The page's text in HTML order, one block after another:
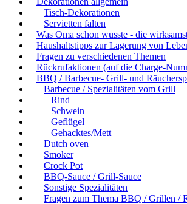
Tisch-Dekorationen
Servietten falten
Was Oma schon wusste - die
Haushaltstipps zur Lagerung von
Fragen zu verschiedenen Themen
Rückrufaktionen (auf die Charge-
BBQ / Barbecue- Grill- und
Barbecue / Spezialitäten vom Grill
Rind
Schwein
Geflügel
Gehacktes/Mett
Dutch oven
Smoker
Crock Pot
BBQ-Sauce / Grill-Sauce
Sonstige Spezialitäten
Fragen zum Thema BBQ / Grillen /